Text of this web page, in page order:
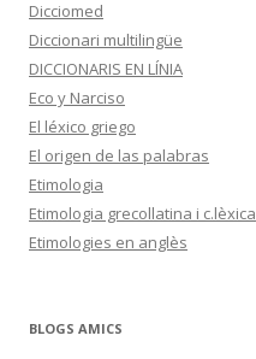
Dicciomed
Diccionari multilingüe
DICCIONARIS EN LÍNIA
Eco y Narciso
El léxico griego
El origen de las palabras
Etimologia
Etimologia grecollatina i c.lèxica
Etimologies en anglès
BLOGS AMICS